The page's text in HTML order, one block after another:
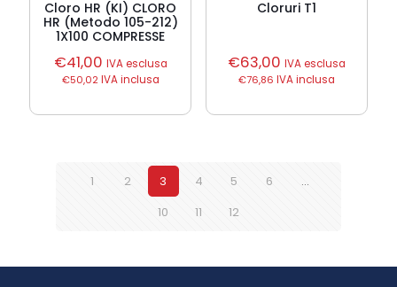
Cloro HR (KI) CLORO
HR (Metodo 105-212)
1X100 COMPRESSE
€41,00 IVA esclusa
€50,02IVA inclusa
Cloruri T1
€63,00 IVA esclusa
€76,86 IVA inclusa
1 2 3 4 5 6
…
10
11 12